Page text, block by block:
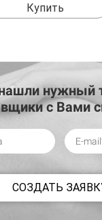
Купить
нужный
с Вами
СОЗДАТЬ